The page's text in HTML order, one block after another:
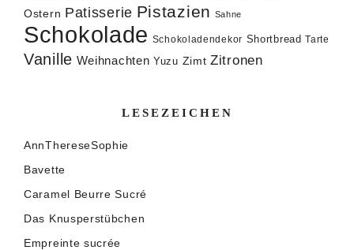
Ostern Patisserie Pistazien Sahne
Schokolade Schokoladendekor Shortbread Tarte
Vanille Weihnachten Yuzu Zimt Zitronen
LESEZEICHEN
AnnThereseSophie
Bavette
Caramel Beurre Sucré
Das Knusperstübchen
Empreinte sucrée